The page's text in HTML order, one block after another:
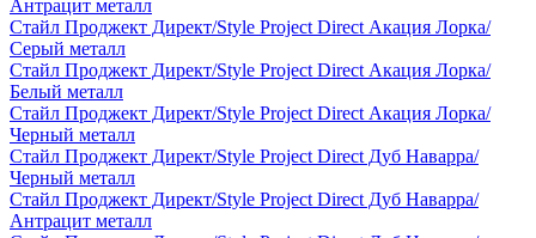
Антрацит металл
Стайл Проджект Директ/Style Project Direct Акация Лорка/
Серый металл
Стайл Проджект Директ/Style Project Direct Акация Лорка/
Белый металл
Стайл Проджект Директ/Style Project Direct Акация Лорка/
Черный металл
Стайл Проджект Директ/Style Project Direct Дуб Наварра/
Черный металл
Стайл Проджект Директ/Style Project Direct Дуб Наварра/
Антрацит металл